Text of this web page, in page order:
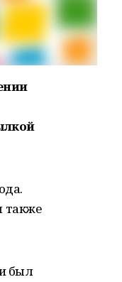
также
был